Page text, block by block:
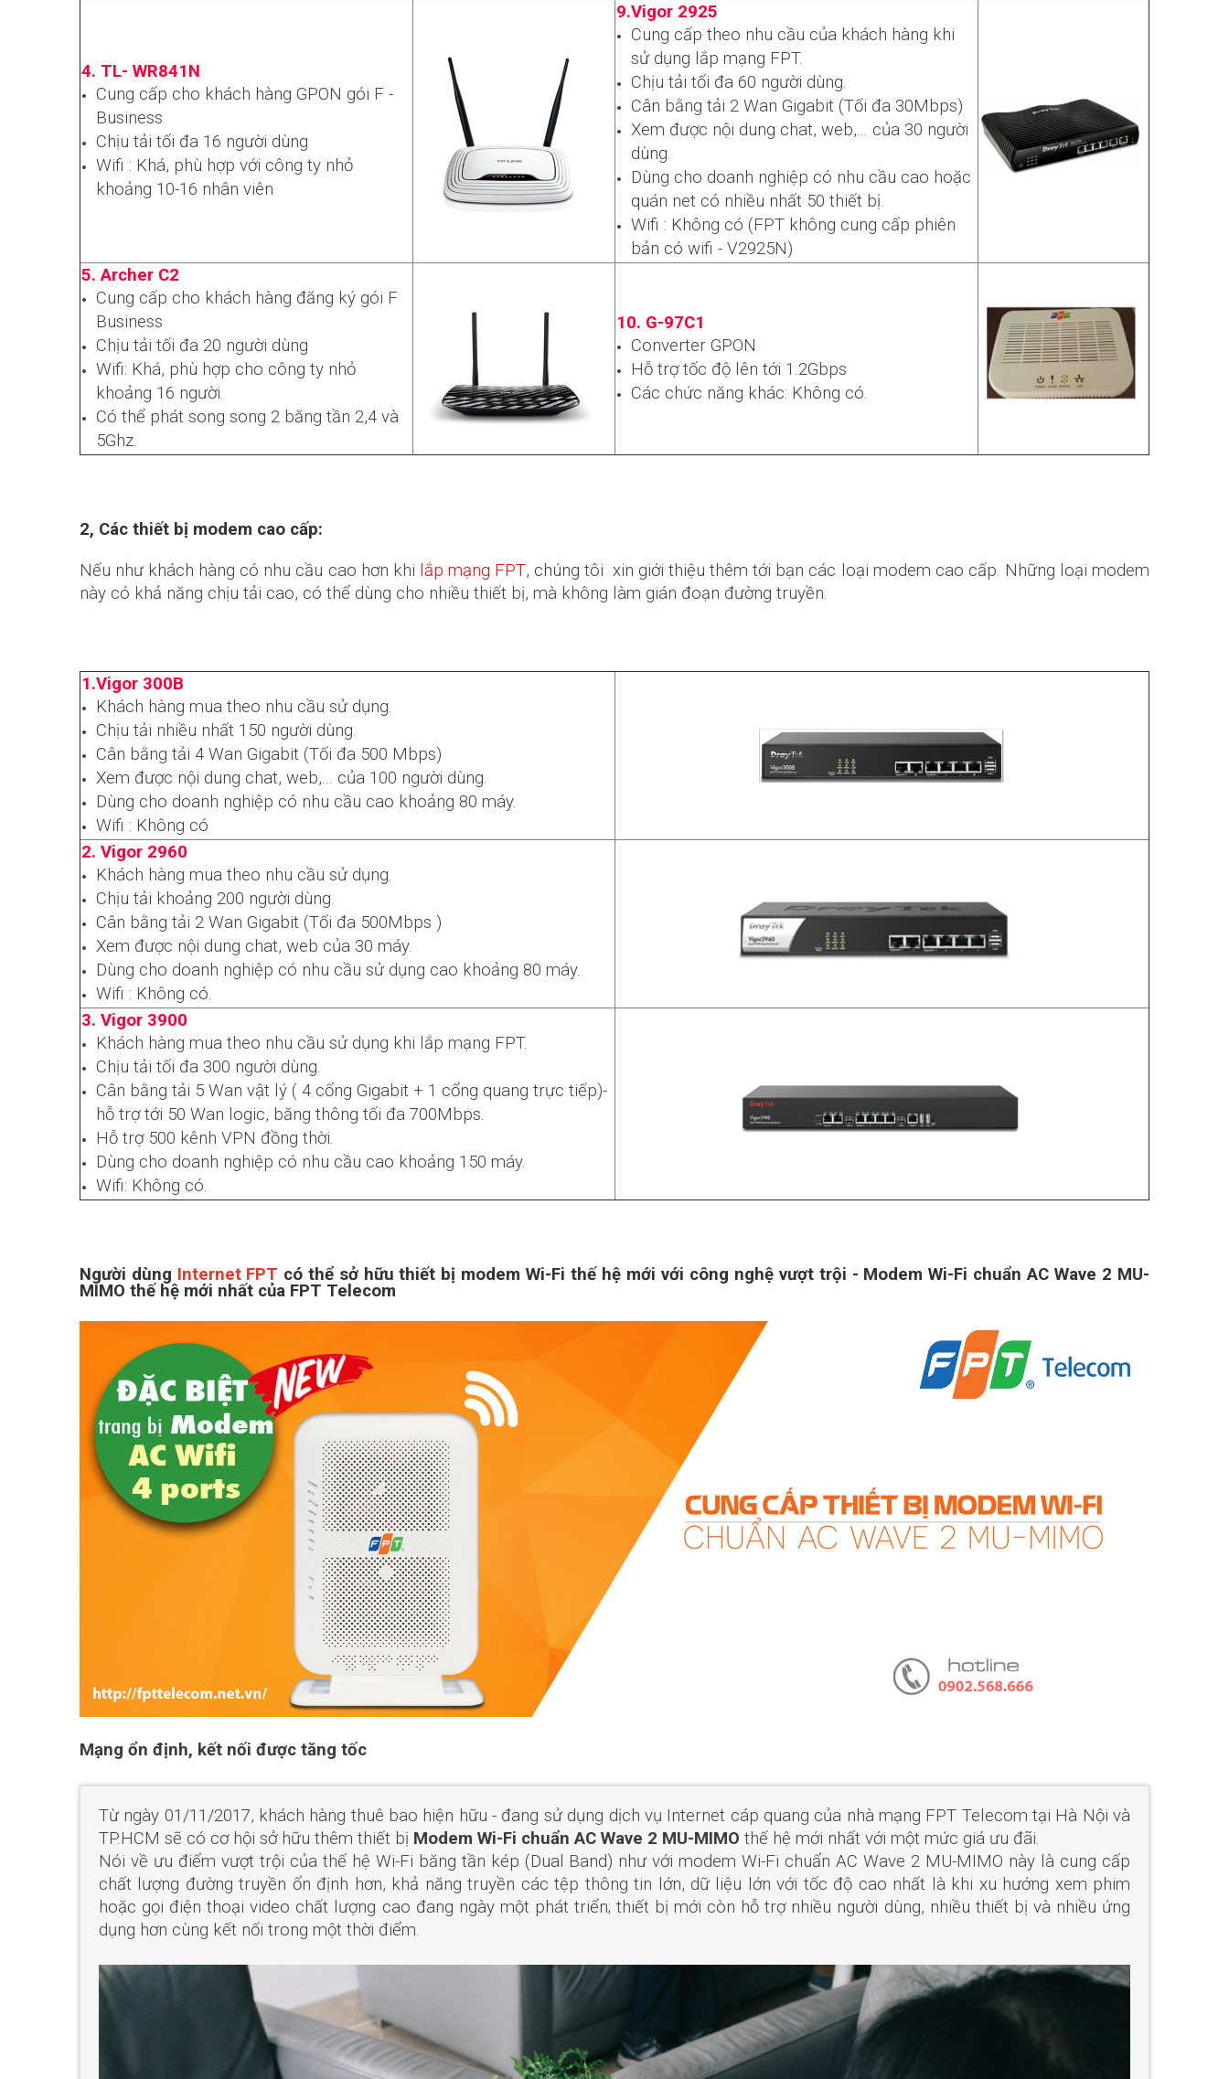
4. TL- WR841N
Cung cấp cho khách hàng GPON gói F -
Business
Chịu tải tối đa 16 người dùng
Wifi : Khá, phù hợp với công ty nhỏ
khoảng 10-16 nhân viên
9.Vigor 2925
Cung cấp theo nhu cầu của khách hàng khi
sử dụng lắp mạng FPT.
Chịu tải tối đa 60 người dùng.
Cân bằng tải 2 Wan Gigabit (Tối đa 30Mbps)
Xem được nội dung chat, web,... của 30 người
dùng.
Dùng cho doanh nghiệp có nhu cầu cao hoặc
quán net có nhiều nhất 50 thiết bị.
Wifi : Không có (FPT không cung cấp phiên
bản có wifi - V2925N)
5. Archer C2
Cung cấp cho khách hàng đăng ký gói F
Business
Chịu tải tối đa 20 người dùng
Wifi: Khá, phù hợp cho công ty nhỏ
khoảng 16 người.
Có thể phát song song 2 băng tần 2,4 và
5Ghz.
10. G-97C1
Converter GPON
Hỗ trợ tốc độ lên tới 1.2Gbps
Các chức năng khác: Không có.
2, Các thiết bị modem cao cấp:
Nếu như khách hàng có nhu cầu cao hơn khi lắp mạng FPT, chúng tôi xin giới thiệu thêm tới bạn các loại modem cao cấp. Những loại modem
này có khả năng chịu tải cao, có thể dùng cho nhiều thiết bị, mà không làm gián đoạn đường truyền.
1.Vigor 300B
Khách hàng mua theo nhu cầu sử dụng.
Chịu tải nhiều nhất 150 người dùng.
Cân bằng tải 4 Wan Gigabit (Tối đa 500 Mbps)
Xem được nội dung chat, web,... của 100 người dùng.
Dùng cho doanh nghiệp có nhu cầu cao khoảng 80 máy.
Wifi : Không có
2. Vigor 2960
Khách hàng mua theo nhu cầu sử dụng.
Chịu tải khoảng 200 người dùng.
Cân bằng tải 2 Wan Gigabit (Tối đa 500Mbps )
Xem được nội dung chat, web của 30 máy.
Dùng cho doanh nghiệp có nhu cầu sử dụng cao khoảng 80 máy.
Wifi : Không có.
3. Vigor 3900
Khách hàng mua theo nhu cầu sử dụng khi lắp mạng FPT.
Chịu tải tối đa 300 người dùng.
Cân bằng tải 5 Wan vật lý ( 4 cổng Gigabit + 1 cổng quang trực tiếp)-
hỗ trợ tới 50 Wan logic, băng thông tối đa 700Mbps.
Hỗ trợ 500 kênh VPN đồng thời.
Dùng cho doanh nghiệp có nhu cầu cao khoảng 150 máy.
Wifi: Không có.
Người dùng Internet FPT có thể sở hữu thiết bị modem Wi-Fi thế hệ mới với công nghệ vượt trội - Modem Wi-Fi chuẩn AC Wave 2 MU-
MIMO thế hệ mới nhất của FPT Telecom
Mạng ổn định, kết nối được tăng tốc
Từ ngày 01/11/2017, khách hàng thuê bao hiện hữu - đang sử dụng dịch vụ Internet cáp quang của nhà mạng FPT Telecom tại Hà Nội và
TP.HCM sẽ có cơ hội sở hữu thêm thiết bị Modem Wi-Fi chuẩn AC Wave 2 MU-MIMO thế hệ mới nhất với một mức giá ưu đãi.
Nói về ưu điểm vượt trội của thế hệ Wi-Fi băng tần kép (Dual Band) như với modem Wi-Fi chuẩn AC Wave 2 MU-MIMO này là cung cấp
chất lượng đường truyền ổn định hơn, khả năng truyền các tệp thông tin lớn, dữ liệu lớn với tốc độ cao nhất là khi xu hướng xem phim
hoặc gọi điện thoại video chất lượng cao đang ngày một phát triển; thiết bị mới còn hỗ trợ nhiều người dùng, nhiều thiết bị và nhiều ứng
dụng hơn cùng kết nối trong một thời điểm.